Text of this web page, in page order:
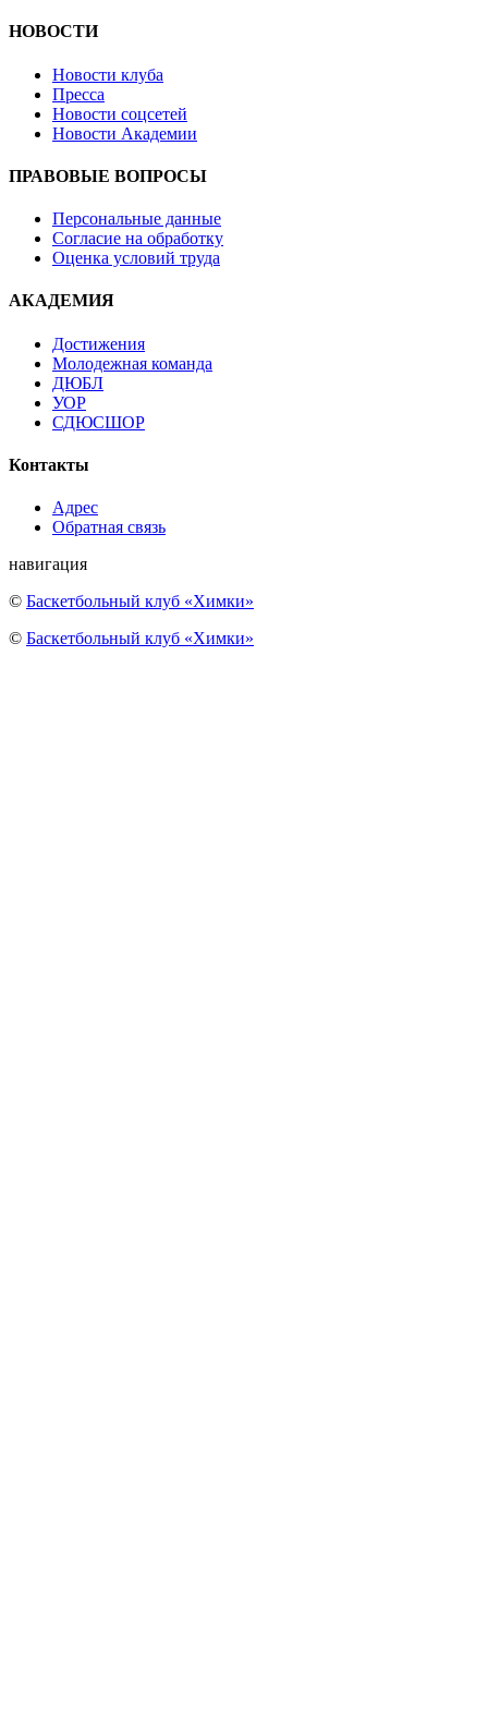
НОВОСТИ
Новости клуба
Пресса
Новости соцсетей
Новости Академии
ПРАВОВЫЕ ВОПРОСЫ
Персональные данные
Согласие на обработку
Оценка условий труда
АКАДЕМИЯ
Достижения
Молодежная команда
ДЮБЛ
УОР
СДЮСШОР
Контакты
Адрес
Обратная связь
навигация
© Баскетбольный клуб «Химки»
© Баскетбольный клуб «Химки»